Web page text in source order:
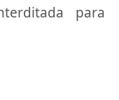
para